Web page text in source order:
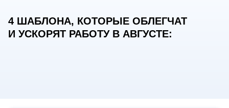
4 ШАБЛОНА, КОТОРЫЕ ОБЛЕГЧАТ
И УСКОРЯТ РАБОТУ В АВГУСТЕ: